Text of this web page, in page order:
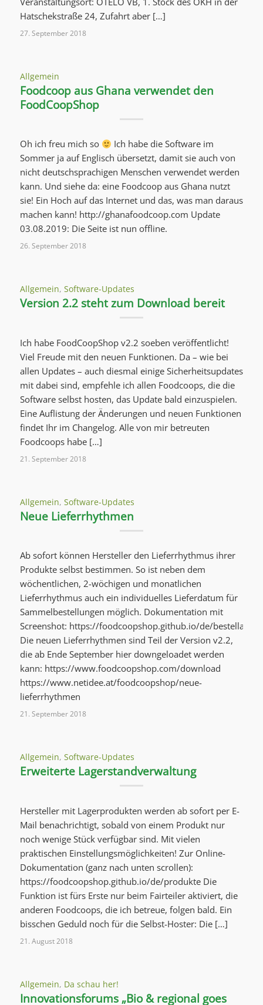
Hatschekstraße 24, Zufahrt aber […]
27. September 2018
Allgemein
Foodcoop aus Ghana verwendet den
FoodCoopShop
Oh ich freu mich so
Ich habe die Software im
Sommer ja auf Englisch übersetzt, damit sie auch von
nicht deutschsprachigen Menschen verwendet werden
kann. Und siehe da: eine Foodcoop aus Ghana nutzt
sie! Ein Hoch auf das Internet und das, was man daraus
machen kann! http://ghanafoodcoop.com Update
03.08.2019: Die Seite ist nun offline.
26. September 2018
Allgemein, Software-Updates
Version 2.2 steht zum Download bereit
Ich habe FoodCoopShop v2.2 soeben veröffentlicht!
Viel Freude mit den neuen Funktionen. Da – wie bei
allen Updates – auch diesmal einige Sicherheitsupdates
mit dabei sind, empfehle ich allen Foodcoops, die die
Software selbst hosten, das Update bald einzuspielen.
Eine Auflistung der Änderungen und neuen Funktionen
findet Ihr im Changelog. Alle von mir betreuten
Foodcoops habe […]
21. September 2018
Allgemein, Software-Updates
Neue Lieferrhythmen
Ab sofort können Hersteller den Lieferrhythmus ihrer
Produkte selbst bestimmen. So ist neben dem
wöchentlichen, 2-wöchigen und monatlichen
Lieferrhythmus auch ein individuelles Lieferdatum für
Sammelbestellungen möglich. Dokumentation mit
Screenshot: https://foodcoopshop.github.io/de/
Die neuen Lieferrhythmen sind Teil der Version v2.2,
die ab Ende September hier downgeloadet werden
kann: https://www.foodcoopshop.com/download
https://www.netidee.at/foodcoopshop/neue-
lieferrhythmen
21. September 2018
Allgemein, Software-Updates
Erweiterte Lagerstandverwaltung
Hersteller mit Lagerprodukten werden ab sofort per E-
Mail benachrichtigt, sobald von einem Produkt nur
noch wenige Stück verfügbar sind. Mit vielen
praktischen Einstellungsmöglichkeiten! Zur Online-
Dokumentation (ganz nach unten scrollen):
https://foodcoopshop.github.io/de/produkte Die
Funktion ist fürs Erste nur beim Fairteiler aktiviert, die
anderen Foodcoops, die ich betreue, folgen bald. Ein
bisschen Geduld noch für die Selbst-Hoster: Die […]
21. August 2018
Allgemein, Da schau her!
Innovationsforums „Bio & regional goes